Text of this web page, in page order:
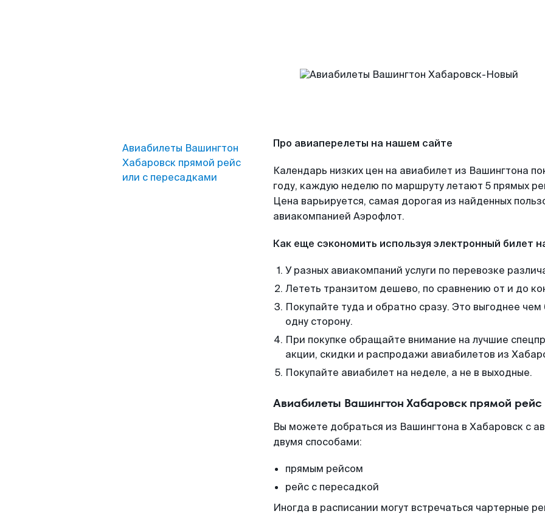
Авиабилеты Вашингтон
Хабаровск прямой рейс
или с пересадками
Про авиаперелеты на нашем сайте
Календарь низких цен на авиабилет из Вашингтона
году, каждую неделю по маршруту летают 5 прямых
Цена варьируется, самая дорогая из найденных
авиакомпанией Аэрофлот.
Как еще сэкономить используя электронный билет
У разных авиакомпаний услуги по перевозке
Лететь транзитом дешево, по сравнению от и до
Покупайте туда и обратно сразу. Это выгоднее
одну сторону.
При покупке обращайте внимание на лучшие
акции, скидки и распродажи авиабилетов из
Покупайте авиабилет на неделе, а не в выходные.
Авиабилеты Вашингтон Хабаровск прямой
Вы можете добраться из Вашингтона в Хабаровск с
двумя способами:
прямым рейсом
рейс с пересадкой
Иногда в расписании могут встречаться чартерные